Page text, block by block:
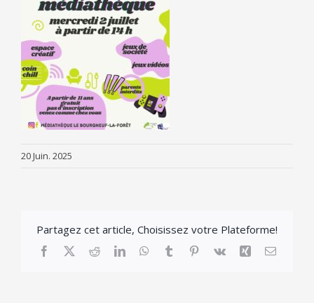
20 Juin. 2025
Partagez cet article, Choisissez votre Plateforme!
Facebook
X RedditLinkedInWhatsApp
TumblrPinterest
Vk Xing Email